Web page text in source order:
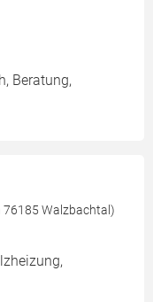
Beratung,
76185 Walzbachtal)